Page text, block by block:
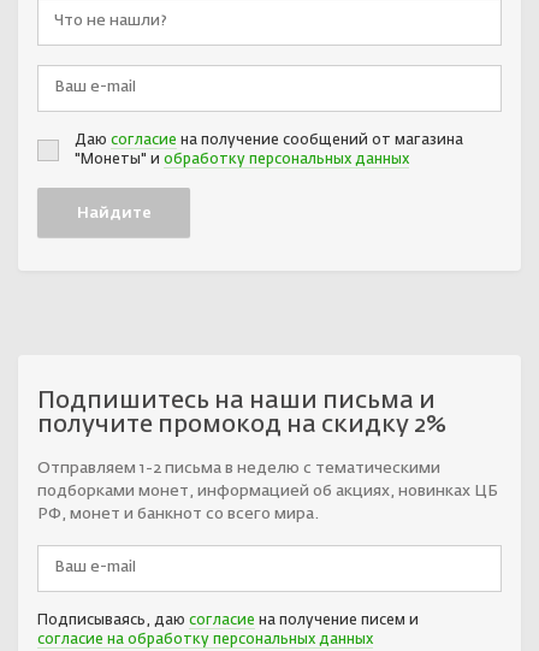
Даю согласие на получение сообщений от магазина
"Монеты" и обработку персональных данных
Подпишитесь на наши письма и
получите промокод на скидку 2%
Отправляем 1-2 письма в неделю с тематическими
подборками монет, информацией об акциях, новинках ЦБ
РФ, монет и банкнот со всего мира.
Подписываясь, даю согласие на получение писем и
согласие на обработку персональных данных